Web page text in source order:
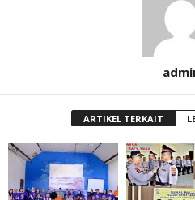
ARTIKEL TERKAIT